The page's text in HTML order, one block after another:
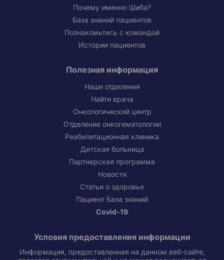
Почему именно Шиба?
База знаний пациентов
Познакомьтесь с командой
Истории пациентов
Полезная информация
Наши отделения
Найти врача
Онкологический центр
Отделение онкогематологии
Реабилитационная клиника
Детская больница
Партнерская программа
Новости
Статьи о здоровье
Пациент База знаний
Covid-19
Условия предоставления информации
Информация, предоставленная на данном веб-сайте,